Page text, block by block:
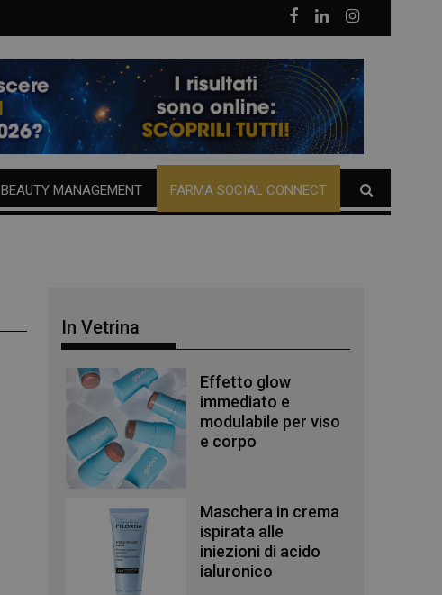
BEAUTY MANAGEMENT FARMA SOCIAL CONNECT
In Vetrina
Effetto glow
immediato e
modulabile per viso
e corpo
Maschera in crema
ispirata alle
iniezioni di acido
ialuronico